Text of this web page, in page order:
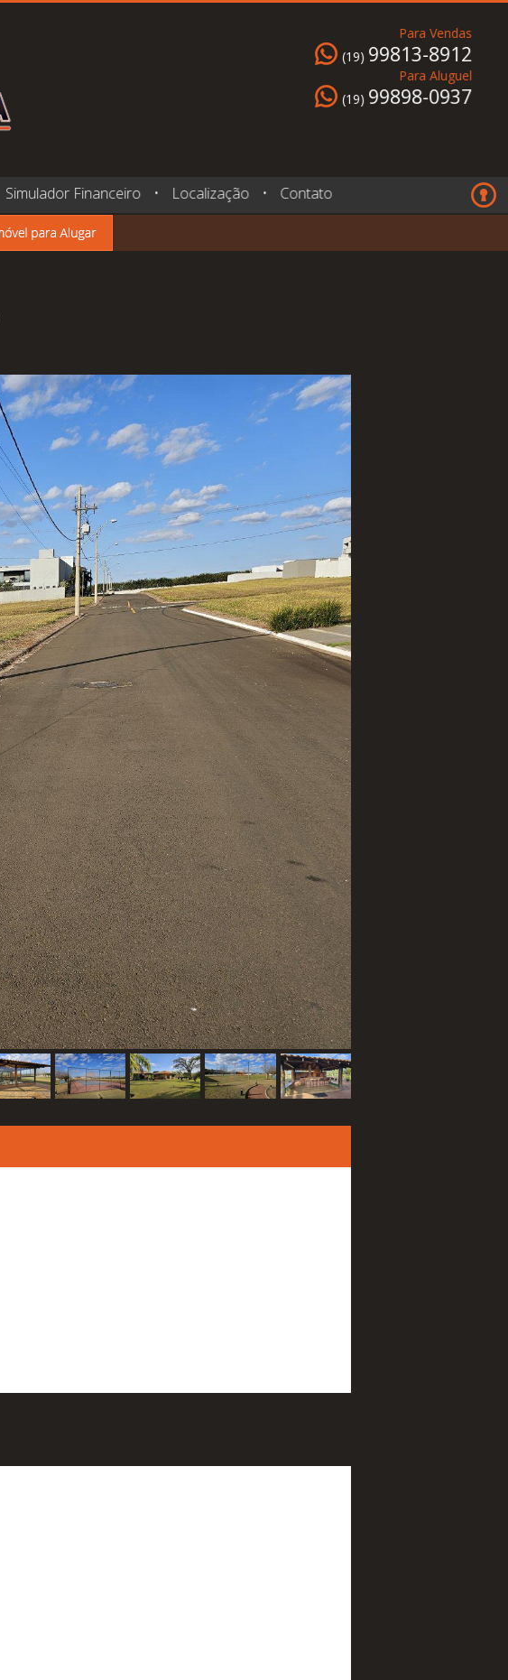
Para Vendas
(19) 99813-8912
Para Aluguel
(19) 99898-0937
Simulador Financeiro • Localização • Contato